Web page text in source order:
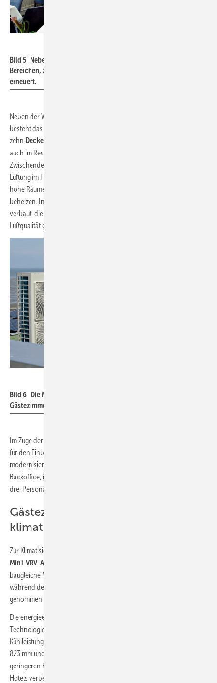
Bild 5 Neben den Gästezimmern wurde auch in den öffentlichen
Bereichen, zum Beispiel im Hotelrestaurant, die Klimatechnik
erneuert.
Neben der Wasser/Luft-Wärmepumpe mit Wärmerückgewinnung
besteht das neue Klimatisierungssystem im Strandhotel Duhnen aus
zehn Deckenkassetten-Innengeräten
auch im Restaurant, in den Tagungsräumen und der Hotelbar in den
Zwischendecken montiert sind und aus einem
Lüftung im Frühstücksraum. Die Innengeräte (
hohe Räume mit einer Deckenhöhe bis zu 3,5 m kühlen oder
beheizen. In den Deckenkassetten sind zudem
verbaut, die Staubpartikel aus der Luft filtern und somit eine hohe
Luftqualität garantieren.
Bild 6 Die Mini-VRV-Außengeräte zur Klimatisierung der
Gästezimmer befinden sich auf dem Hoteldach.
Im Zuge der Modernisierung wurden darüber hinaus Vorbereitungen
für den Einbau von Lüftungskits für zukünftig noch zu
modernisierende Anlagen in der Lobby, im Restaurant sowie im
Backoffice, im Schankbereich, in einem weiteren Tagungsraum sowie
drei Personal-Räumen getroffen.
Gästezimmer mit Mini VRV
klimatisieren
Zur Klimatisierung der Gästezimmer wurden noch drei kompakte
Mini-VRV-Außengeräte
baugleiche Mini VRV war schon für einen Trakt mit elf Zimmern
während des ersten Lockdowns im Jahr 2020 installiert und in Betrieb
genommen worden.
Die energieeffizienten Luft/Luft-Wärmepumpen mit VRV IV+
Technologie liefern als Gesamtlösung jeweils bis zu 33,5 kW
Kühlleistung und bis zu 37,5 kW Heizleistung bei einer Höhe von nur
823 mm und einer Aufstellfläche von weniger als 0,5 m
geringeren Energiekosten hat ihr Einsatz auch die
Hotels verbessert.